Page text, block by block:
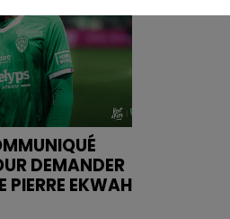
DEMANDER
PIERRE EKWAH